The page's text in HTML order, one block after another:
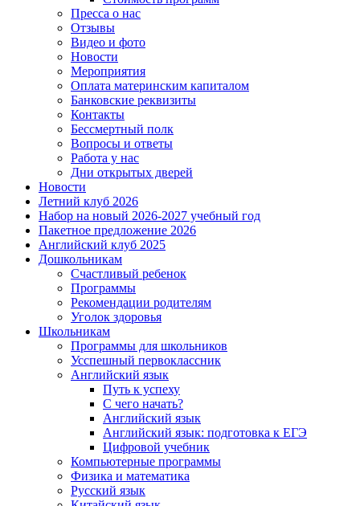
Пресса о нас
Отзывы
Видео и фото
Новости
Мероприятия
Оплата материнским капиталом
Банковские реквизиты
Контакты
Бессмертный полк
Вопросы и ответы
Работа у нас
Дни открытых дверей
Новости
Летний клуб 2026
Набор на новый 2026-2027 учебный год
Пакетное предложение 2026
Английский клуб 2025
Дошкольникам
Счастливый ребенок
Программы
Рекомендации родителям
Уголок здоровья
Школьникам
Программы для школьников
Усспешный первоклассник
Английский язык
Путь к успеху
С чего начать?
Английский язык
Английский язык: подготовка к ЕГЭ
Цифровой учебник
Компьютерные программы
Физика и математика
Русский язык